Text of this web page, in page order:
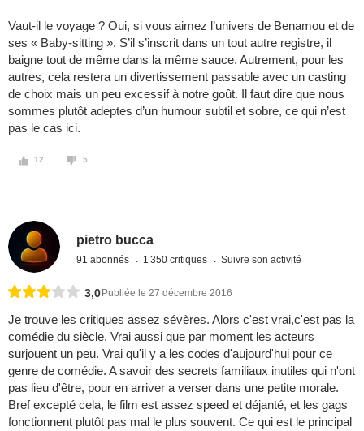
Vaut-il le voyage ? Oui, si vous aimez l’univers de Benamou et de
ses « Baby-sitting ». S’il s’inscrit dans un tout autre registre, il
baigne tout de même dans la même sauce. Autrement, pour les
autres, cela restera un divertissement passable avec un casting
de choix mais un peu excessif à notre goût. Il faut dire que nous
sommes plutôt adeptes d’un humour subtil et sobre, ce qui n’est
pas le cas ici.
12 5
pietro bucca
91 abonnés 1 350 critiques Suivre son activité
3,0 Publiée le 27 décembre 2016
Je trouve les critiques assez sévères. Alors c'est vrai,c'est pas la
comédie du siècle. Vrai aussi que par moment les acteurs
surjouent un peu. Vrai qu'il y a les codes d'aujourd'hui pour ce
genre de comédie. A savoir des secrets familiaux inutiles qui n'ont
pas lieu d'être, pour en arriver a verser dans une petite morale.
Bref excepté cela, le film est assez speed et déjanté, et les gags
fonctionnent plutôt pas mal le plus souvent. Ce qui est le principal